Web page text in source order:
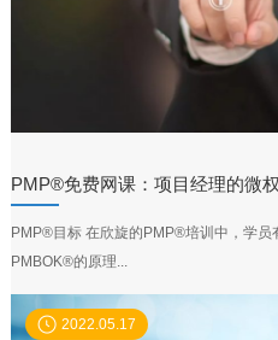
PMP®免费网课：项目经理的微
PMP®目标 在欣旋的PMP®培训中，学
PMBOK®的原理...
2022.05.17